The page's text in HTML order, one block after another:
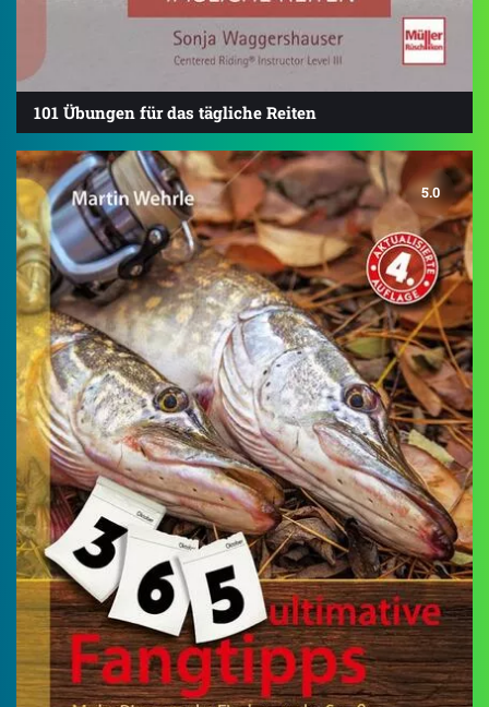
101 Übungen für das tägliche Reiten
5.0